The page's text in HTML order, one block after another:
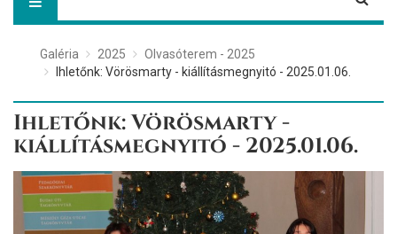
Galéria 2025
Olvasóterem - 2025
Ihletőnk: Vörösmarty - kiállításmegnyitó - 2025.01.06.
Ihletőnk: Vörösmarty -
kiállításmegnyitó - 2025.01.06.